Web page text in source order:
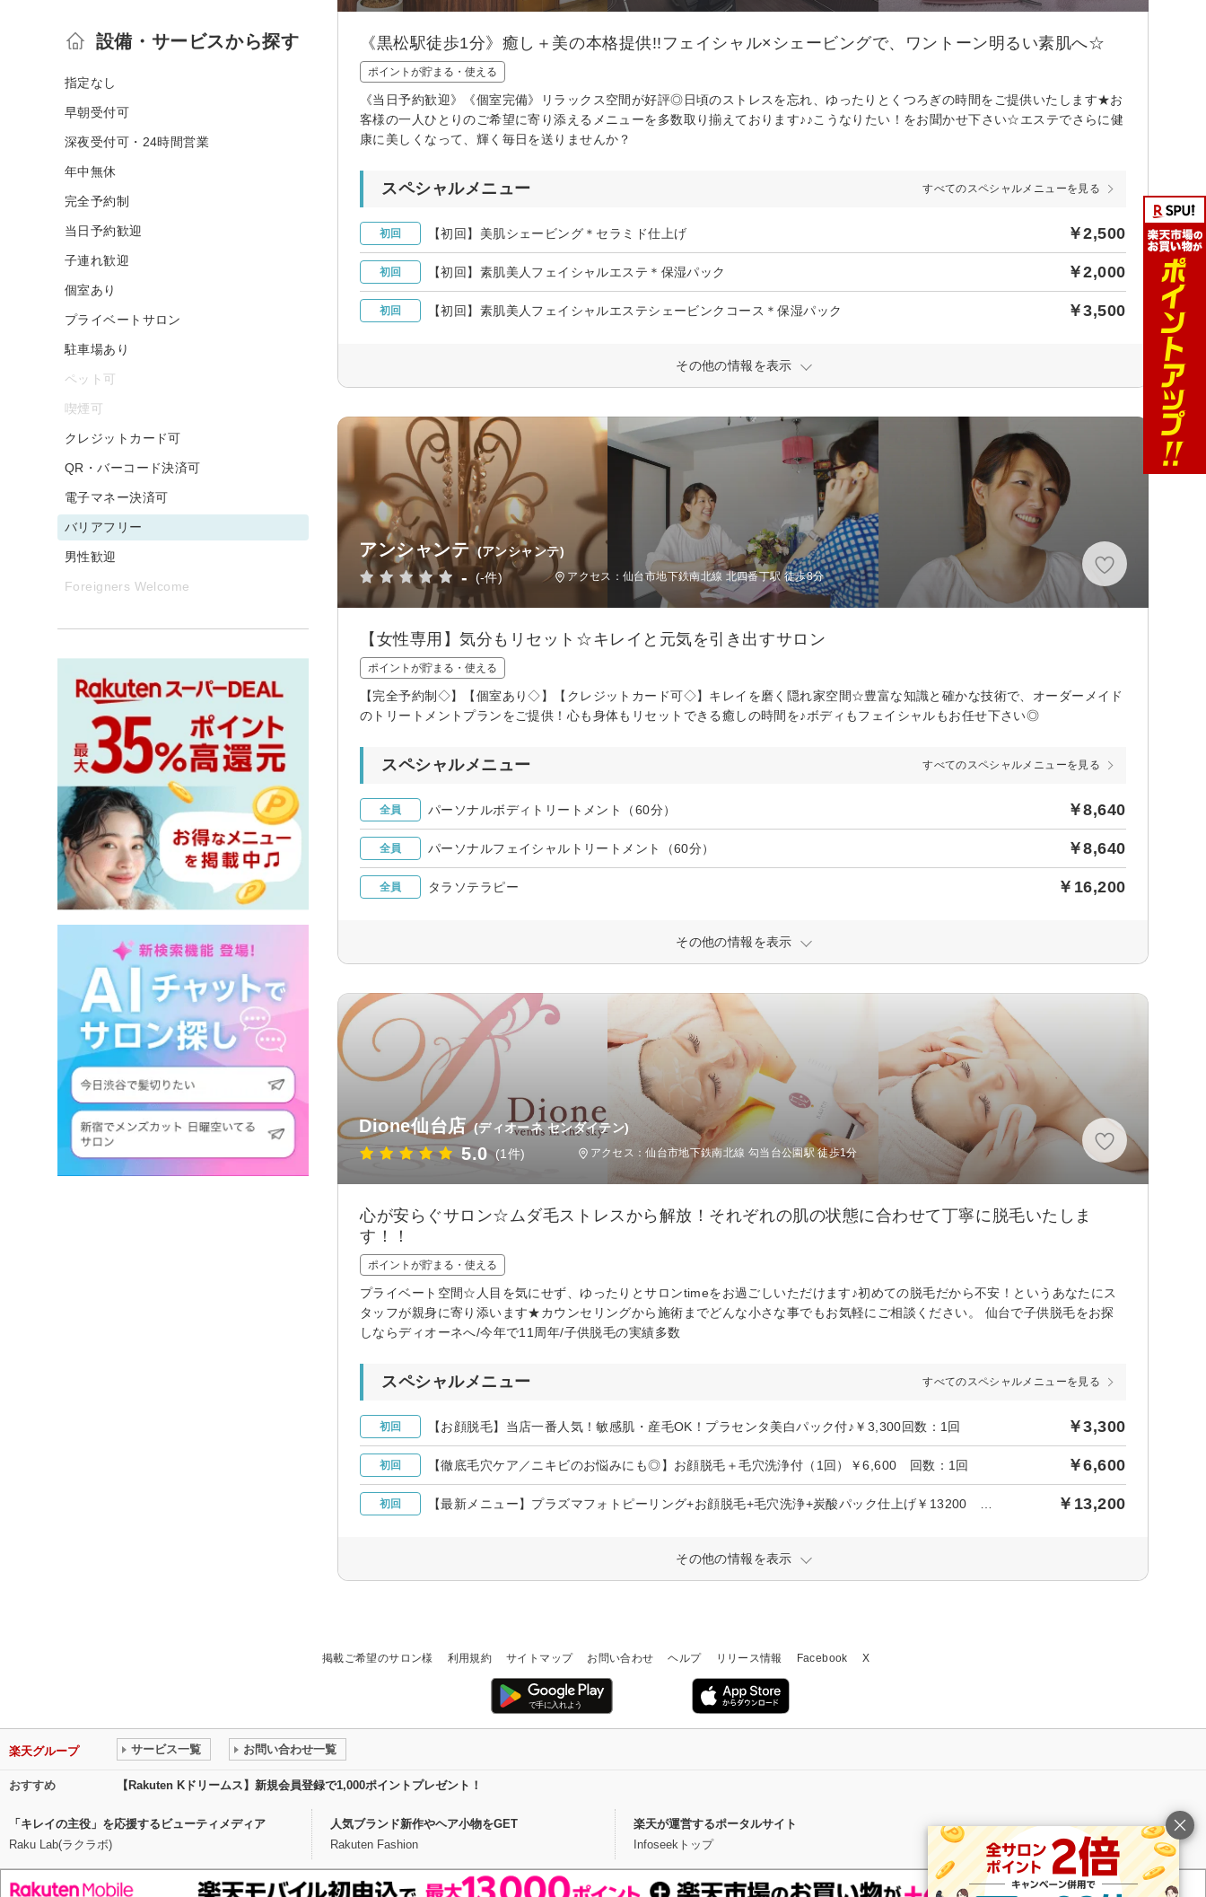
《黒松駅徒歩1分》癒し＋美の本格提供!!フェイシャル×シェービングで、ワントーン明るい素肌へ☆
ポイントが貯まる・使える
《当日予約歓迎》《個室完備》リラックス空間が好評◎日頃のストレスを忘れ、ゆったりとくつろぎの時間をご提供いたします★お
客様の一人ひとりのご希望に寄り添えるメニューを多数取り揃えております♪♪こうなりたい！をお聞かせ下さい☆エステでさらに健
康に美しくなって、輝く毎日を送りませんか？
スペシャルメニュー すべてのスペシャルメニューを見る
初回 【初回】美肌シェービング＊セラミド仕上げ ￥2,500
初回 【初回】素肌美人フェイシャルエステ＊保湿パック ￥2,000
初回 【初回】素肌美人フェイシャルエステシェービンクコース＊保湿パック ￥3,500
その他の情報を表示
アンシャンテ (アンシャンテ)
- (-件) アクセス：仙台市地下鉄南北線 北四番丁駅 徒歩8分
【女性専用】気分もリセット☆キレイと元気を引き出すサロン
ポイントが貯まる・使える
【完全予約制◇】【個室あり◇】【クレジットカード可◇】キレイを磨く隠れ家空間☆豊富な知識と確かな技術で、オーダーメイド
のトリートメントプランをご提供！心も身体もリセットできる癒しの時間を♪ボディもフェイシャルもお任せ下さい◎
スペシャルメニュー すべてのスペシャルメニューを見る
全員 パーソナルボディトリートメント（60分） ￥8,640
全員 パーソナルフェイシャルトリートメント（60分） ￥8,640
全員 タラソテラピー ￥16,200
その他の情報を表示
Dione仙台店 (ディオーネ センダイテン)
5.0 (1件) アクセス：仙台市地下鉄南北線 勾当台公園駅 徒歩1分
心が安らぐサロン☆ムダ毛ストレスから解放！それぞれの肌の状態に合わせて丁寧に脱毛いたしま
す！！
ポイントが貯まる・使える
プライベート空間☆人目を気にせず、ゆったりとサロンtimeをお過ごしいただけます♪初めての脱毛だから不安！というあなたにス
タッフが親身に寄り添います★カウンセリングから施術までどんな小さな事でもお気軽にご相談ください。 仙台で子供脱毛をお探
しならディオーネへ/今年で11周年/子供脱毛の実績多数
スペシャルメニュー すべてのスペシャルメニューを見る
初回 【お顔脱毛】当店一番人気！敏感肌・産毛OK！プラセンタ美白パック付♪￥3,300回数：1回 ￥3,300
初回 【徹底毛穴ケア／ニキビのお悩みにも◎】お顔脱毛＋毛穴洗浄付（1回）￥6,600 回数：1回 ￥6,600
初回 ￥13,200
その他の情報を表示
設備・サービスから探す
指定なし
早朝受付可
深夜受付可・24時間営業
年中無休
完全予約制
当日予約歓迎
子連れ歓迎
個室あり
プライベートサロン
駐車場あり
ペット可
喫煙可
クレジットカード可
QR・バーコード決済可
電子マネー決済可
バリアフリー
男性歓迎
Foreigners Welcome
掲載ご希望のサロン様 利用規約 サイトマップ お問い合わせ ヘルプ リリース情報 Facebook X
楽天グループ サービス一覧 お問い合わせ一覧
おすすめ 【Rakuten Kドリームス】新規会員登録で1,000ポイントプレゼント！
「キレイの主役」を応援するビューティメディア
Raku Lab(ラクラボ)
人気ブランド新作やヘア小物をGET
Rakuten Fashion
楽天が運営するポータルサイト
Infoseekトップ